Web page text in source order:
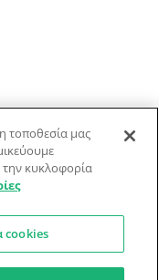
τοποθεσία μας
την κυκλοφορία
cookies